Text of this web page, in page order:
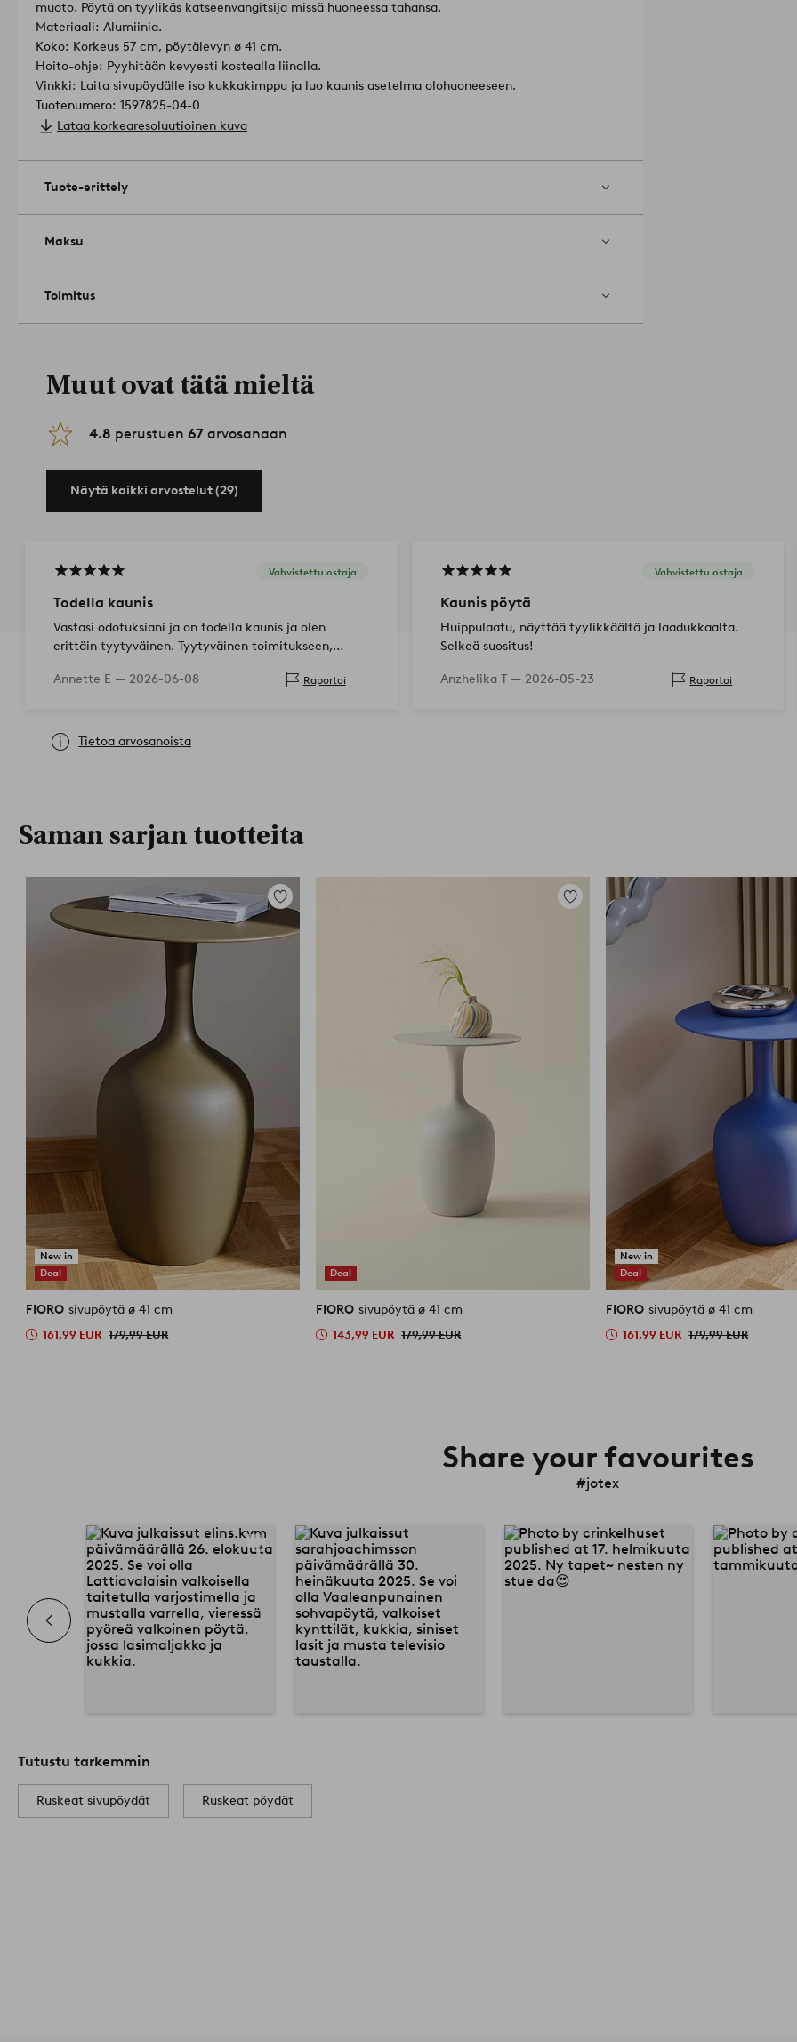
muoto. Pöytä on tyylikäs katseenvangitsija missä huoneessa tahansa.
Materiaali: Alumiinia.
Koko: Korkeus 57 cm, pöytälevyn ø 41 cm.
Hoito-ohje: Pyyhitään kevyesti kostealla liinalla.
Vinkki: Laita sivupöydälle iso kukkakimppu ja luo kaunis asetelma olohuoneeseen.
Tuotenumero: 1597825-04-0
Lataa korkearesoluutioinen kuva
Tuote-erittely
Maksu
Toimitus
Muut ovat tätä mieltä
4.8 perustuen 67 arvosanaan
Näytä kaikki arvostelut (29)
Vahvistettu ostaja
Todella kaunis
Vastasi odotuksiani ja on todella kaunis ja olen
erittäin tyytyväinen. Tyytyväinen toimitukseen,
Annette E — 2026-06-08 Raportoi
Vahvistettu ostaja
Kaunis pöytä
Huippulaatu, näyttää tyylikkäältä ja laadukkaalta.
Selkeä suositus!
Anzhelika T — 2026-05-23 Raportoi
Tietoa arvosanoista
Saman sarjan tuotteita
New in
Deal
Lisää
suosikkeihin
FIORO sivupöytä ø 41 cm
161,99 EUR 179,99 EUR
Deal
Lisää
suosikkeihin
FIORO sivupöytä ø 41 cm
143,99 EUR 179,99 EUR
New in
Deal
FIORO sivupöytä ø 41 cm
161,99 EUR 179,99 EUR
Share your favourites
#jotex
Tutustu tarkemmin
Ruskeat sivupöydät Ruskeat pöydät